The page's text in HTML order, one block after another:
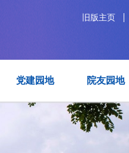
旧版主页
党建园地 院友园地